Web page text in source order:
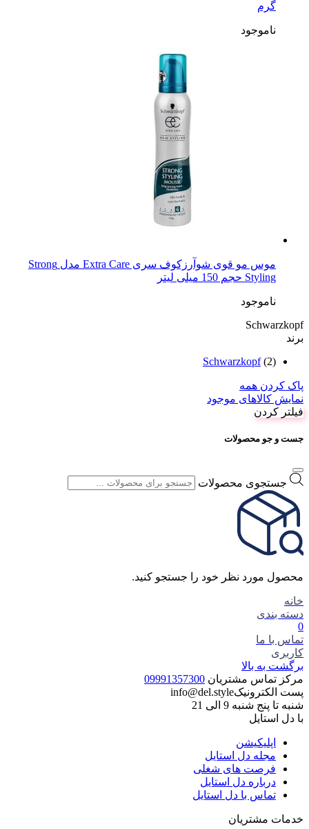
گرم
ناموجود
موس مو قوی شوآرزکوف سری Extra Care مدل Strong
Styling حجم 150 میلی لیتر
ناموجود
Schwarzkopf
برند
Schwarzkopf (2)
پاک کردن همه
نمایش کالاهای موجود
فیلتر کردن
جست و جو محصولات
جستجوی محصولات
محصول مورد نظر خود را جستجو کنید.
خانه
دسته بندی
0
تماس با ما
کاربری
برگشت به بالا
مرکز تماس مشتریان 09991357300
پست الکترونیکinfo@del.style
شنبه تا پنج شنبه 9 الی 21
با دل استایل
اپلیکیشن
مجله دل استایل
فرصت های شغلی
درباره دل استایل
تماس با دل استایل
خدمات مشتریان